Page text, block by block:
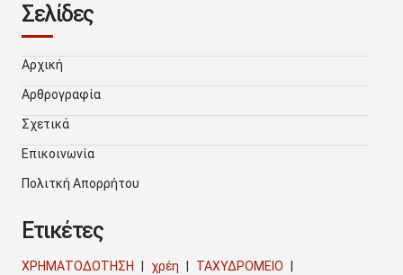
Σελίδες
Αρχική
Αρθρογραφία
Σχετικά
Επικοινωνία
Πολιτκή Απορρήτου
Ετικέτες
ΧΡΗΜΑΤΟΔΟΤΗΣΗ χρέη
ΤΑΧΥΔΡΟΜΕΙΟ